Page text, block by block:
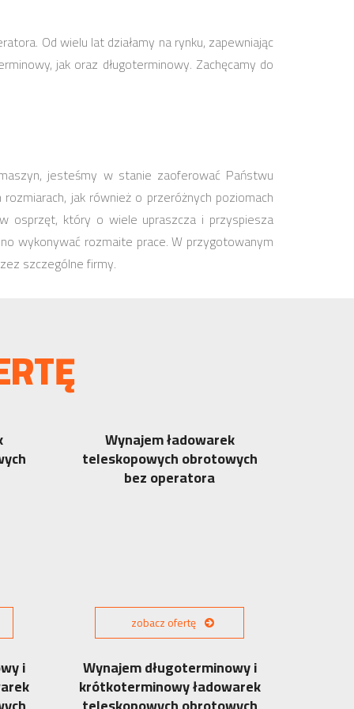
Od wielu lat działamy na rynku, zapewniając
jak oraz długoterminowy. Zachęcamy do
jesteśmy w stanie zaoferować Państwu
jak również o przeróżnych poziomach
osprzęt, który o wiele upraszcza i przyspiesza
wykonywać rozmaite prace. W przygotowanym
szczególne firmy.
Wynajem ładowarek
teleskopowych obrotowych
bez operatora
zobacz ofertę
i Wynajem długoterminowy i
krótkoterminowy ładowarek